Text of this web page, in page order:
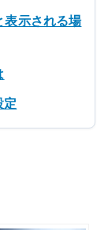
示される場